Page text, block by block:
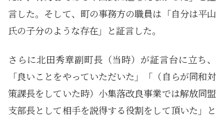
言した。そして、町の事務方の職員は「自分は平山
氏の子分のような存在」と証言した。
さらに北田秀章副町長（当時）が証言台に立ち、
「良いことをやっていただいた」「（自らが同和対
策課長をしていた時）小集落改良事業では解放同盟
支部長として相手を説得する役割をして頂いた」と